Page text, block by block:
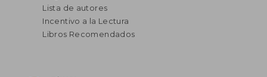
Lista de autores
Incentivo a la Lectura
Libros Recomendados